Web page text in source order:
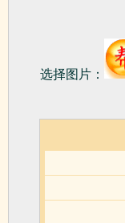
选择图片：